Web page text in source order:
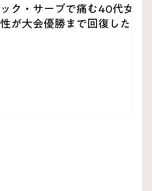
ック・サーブで痛む40代女
性が大会優勝まで回復した治